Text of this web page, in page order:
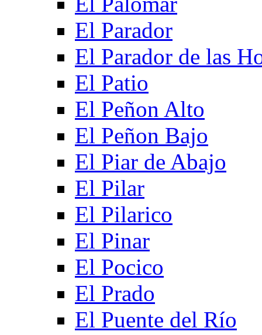
El Parador
El Parador de las
El Patio
El Peñon Alto
El Peñon Bajo
El Piar de Abajo
El Pilar
El Pilarico
El Pinar
El Pocico
El Prado
El Puente del Río